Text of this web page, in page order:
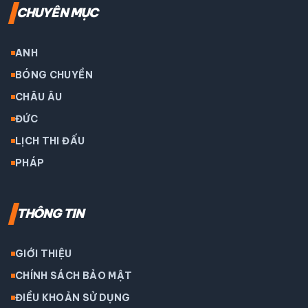
CHUYÊN MỤC
ANH
BÓNG CHUYỀN
CHÂU ÂU
ĐỨC
LỊCH THI ĐẤU
PHÁP
THÔNG TIN
GIỚI THIỆU
CHÍNH SÁCH BẢO MẬT
ĐIỀU KHOẢN SỬ DỤNG